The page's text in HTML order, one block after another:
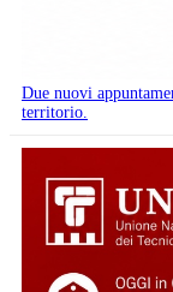
Due nuovi
territorio.